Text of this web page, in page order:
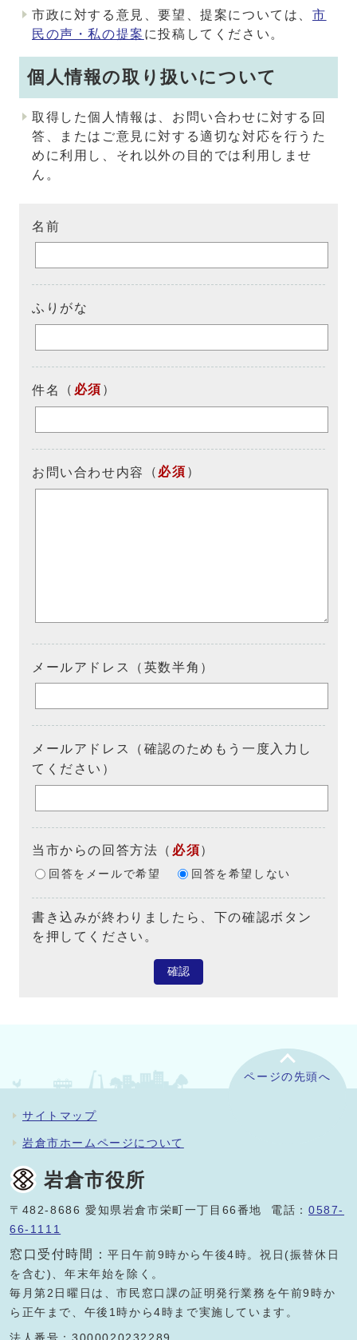
市政に対する意見、要望、提案については、 市
民の声・私の提案 に投稿してください。
個人情報の取り扱いについて
取得した個人情報は、お問い合わせに対する回
答、またはご意見に対する適切な対応を行うた
めに利用し、それ以外の目的では利用しませ
ん。
名前
ふりがな
件名 （ 必須 ）
お問い合わせ内容 （ 必須 ）
メールアドレス（英数半角）
メールアドレス（確認のためもう一度入力し
てください）
当市からの回答方法 （ 必須）
回答をメールで希望 回答を希望しない
書き込みが終わりましたら、下の確認ボタン
を押してください。
確認
ページの先頭へ
サイトマップ
岩倉市ホームページについて
岩倉市役所
〒482-8686 愛知県岩倉市栄町一丁目66番地 電話：0587-
66-1111
窓口受付時間：平日午前9時から午後4時。祝日(振替休日
を含む)、年末年始を除く。
毎月第2日曜日は、市民窓口課の証明発行業務を午前9時か
ら正午まで、午後1時から4時まで実施しています。